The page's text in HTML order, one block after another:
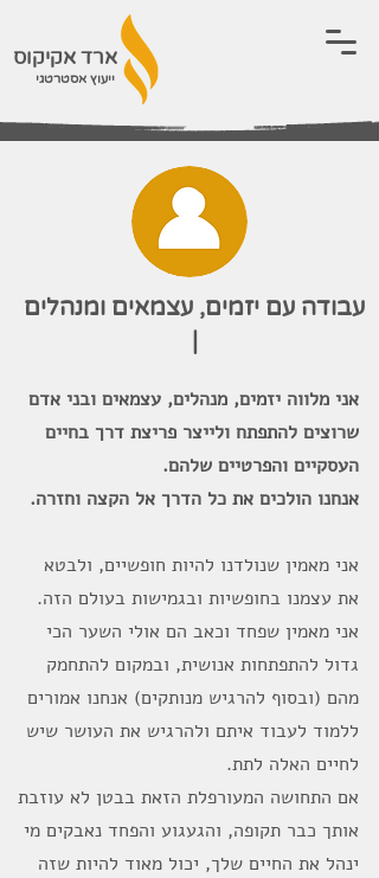
ארד אקיקוס
ייעוץ אסטרטגי
עבודה עם יזמים, עצמאים ומנהלים
אני מלווה יזמים, מנהלים, עצמאים ובני אדם
שרוצים להתפתח ולייצר פריצת דרך בחיים
העסקיים והפרטיים שלהם.
אנחנו הולכים את כל הדרך אל הקצה וחזרה.
אני מאמין שנולדנו להיות חופשיים, ולבטא
את עצמנו בחופשיות ובגמישות בעולם הזה.
אני מאמין שפחד וכאב הם אולי השער הכי
גדול להתפתחות אנושית, ובמקום להתחמק
מהם (ובסוף להרגיש מנותקים) אנחנו אמורים
ללמוד לעבוד איתם ולהרגיש את העושר שיש
לחיים האלה לתת.
אם התחושה המעורפלת הזאת בבטן לא עוזבת
אותך כבר תקופה, והגעגוע והפחד נאבקים מי
ינהל את החיים שלך, יכול מאוד להיות שזה